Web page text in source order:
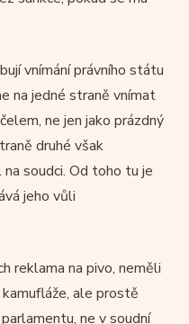
vnímání právního státu
na jedné straně vnímat
ne jen jako prázdný
druhé však
soudci. Od toho tu je
jeho vůli
reklama na pivo, neměli
ale prostě
ne v soudní